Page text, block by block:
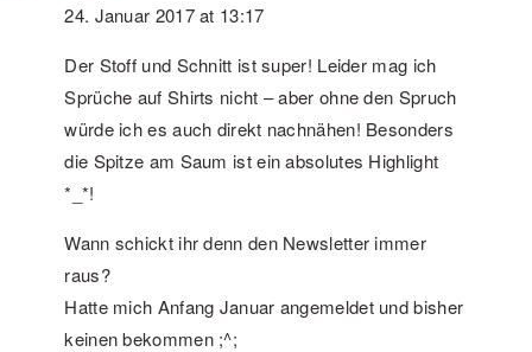
24. Januar 2017 at 13:17
Der Stoff und Schnitt ist super! Leider mag ich
Sprüche auf Shirts nicht – aber ohne den Spruch
würde ich es auch direkt nachnähen! Besonders
die Spitze am Saum ist ein absolutes Highlight
*_*!
Wann schickt ihr denn den Newsletter immer
raus?
Hatte mich Anfang Januar angemeldet und bisher
keinen bekommen ;^;